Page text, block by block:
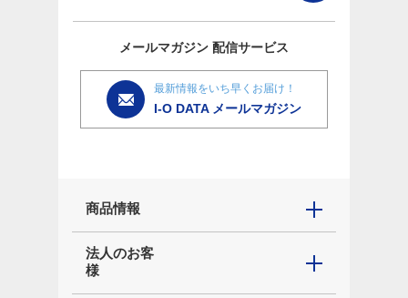
メールマガジン 配信サービス
最新情報をいち早くお届け！
I-O DATA メールマガジン
商品情報
法人のお客
様